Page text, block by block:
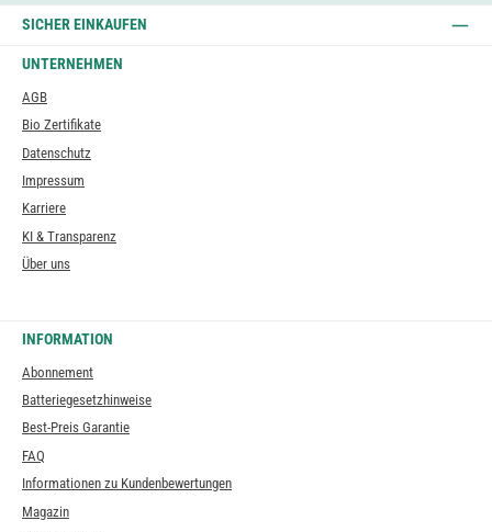
SICHER EINKAUFEN
UNTERNEHMEN
AGB
Bio Zertifikate
Datenschutz
Impressum
Karriere
KI & Transparenz
Über uns
INFORMATION
Abonnement
Batteriegesetzhinweise
Best-Preis Garantie
FAQ
Informationen zu Kundenbewertungen
Magazin